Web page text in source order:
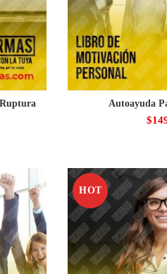
Autoayuda
$
HOT